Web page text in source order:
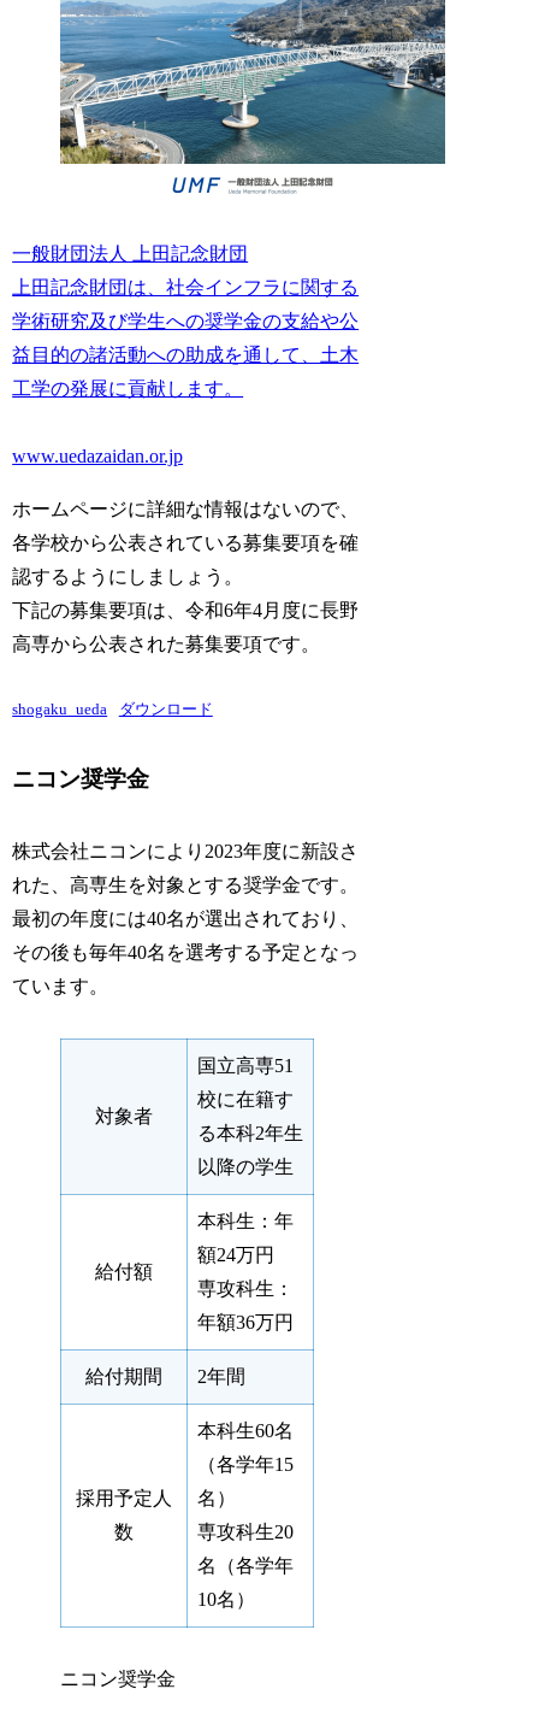
一般財団法人 上田記念財団
上田記念財団は、社会インフラに関する
学術研究及び学生への奨学金の支給や公
益目的の諸活動への助成を通して、土木
工学の発展に貢献します。
www.uedazaidan.or.jp
ホームページに詳細な情報はないので、
各学校から公表されている募集要項を確
認するようにしましょう。
下記の募集要項は、令和6年4月度に長野
高専から公表された募集要項です。
shogaku_ueda ダウンロード
ニコン奨学金
株式会社ニコンにより2023年度に新設さ
れた、高専生を対象とする奨学金です。
最初の年度には40名が選出されており、
その後も毎年40名を選考する予定となっ
ています。
対象者
国立高専51
校に在籍す
る本科2年生
以降の学生
給付額
本科生：年
額24万円
専攻科生：
年額36万円
給付期間 2年間
採用予定人
数
本科生60名
（各学年15
名）
専攻科生20
名（各学年
10名）
ニコン奨学金